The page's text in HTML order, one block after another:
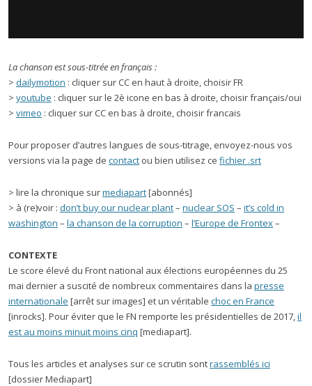
La chanson est sous-titrée en français :
> dailymotion : cliquer sur CC en haut à droite, choisir FR
> youtube : cliquer sur le 2è icone en bas à droite, choisir français/oui
> vimeo : cliquer sur CC en bas à droite, choisir francais
Pour proposer d’autres langues de sous-titrage, envoyez-nous vos
versions via la page de contact ou bien utilisez ce fichier .srt
> lire la chronique surmediapart[abonnés]
> à (re)voir : don’t buy our nuclear plant– nuclear SOS – it’s cold in
washington – la chanson de la corruption – l’Europe de Frontex–
CONTEXTE
Le score élevé du Front national aux élections européennes du 25
mai dernier a suscité de nombreux commentaires dans la presse
internationale [arrêt sur images] et un véritable choc en France
[inrocks]. Pour éviter que le FN remporte les présidentielles de 2017,il
est au moins minuit moins cinq [mediapart].
Tous les articles et analyses sur ce scrutin sontrassemblés ici
[dossier Mediapart]